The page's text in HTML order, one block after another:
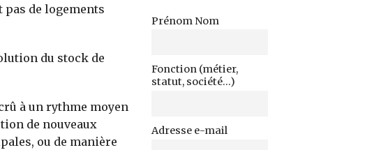
de logements
du stock de
à un rythme moyen
de nouveaux
ou de manière
Prénom Nom
Fonction (métier,
statut, société...)
Adresse e-mail